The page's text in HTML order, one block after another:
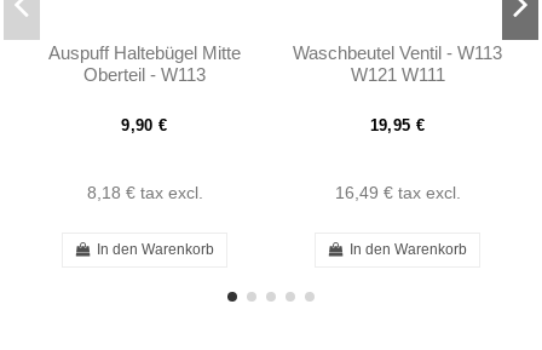
Auspuff Haltebügel Mitte
Oberteil - W113
9,90 €
8,18 € tax excl.
In den Warenkorb
Waschbeutel Ventil - W113
W121 W111
19,95 €
16,49 € tax excl.
In den Warenkorb